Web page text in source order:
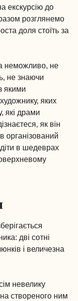
екскурсію до
розглянемо
доля стоїть за
неможливо, не
не знаючи
якими
яких
які драми
як він
організований
в шедеврах
дві сотні
і величезна
невелику
створеного ним